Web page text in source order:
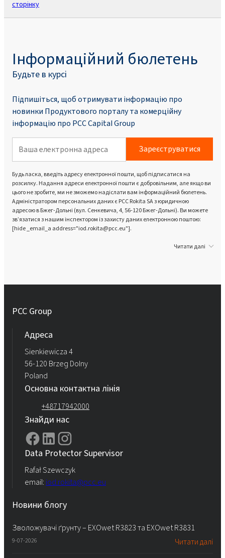
сторінку
Інформаційний бюлетень
Будьте в курсі
Підпишіться, щоб отримувати інформацію про
новинки Продуктового порталу та комерційну
інформацію про PCC Capital Group
Зареєструватися
Будь ласка, введіть адресу електронної пошти, щоб підписатися на
розсилку. Надання адреси електронної пошти є добровільним, але якщо ви
цього не зробите, ми не зможемо надіслати вам інформаційний бюлетень.
Адміністратором персональних даних є PCC Rokita SA з юридичною
адресою в Бжег-Дольні (вул. Сенкевича, 4, 56-120 Бжег-Дольні). Ви можете
зв’язатися з нашим інспектором із захисту даних електронною поштою:
[hide _email_a address="iod.rokita@pcc.eu"].
Читати далі
PCC Group
Адреса
Sienkiewicza 4
56-120 Brzeg Dolny
Poland
Основна контактна лінія
+48717942000
Знайди нас
Data Protector Supervisor
Rafał Szewczyk
email: iod.rokita@pcc.eu
Новини блогу
Зволожувачі ґрунту – EXOwet R3823 та EXOwet R3831
9-07-2026 Читати далі